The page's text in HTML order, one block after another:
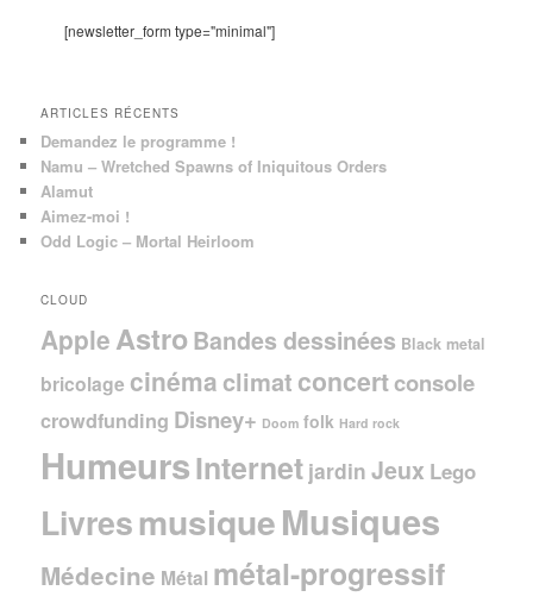
[newsletter_form type="minimal"]
ARTICLES RÉCENTS
Demandez le programme !
Namu – Wretched Spawns of Iniquitous Orders
Alamut
Aimez-moi !
Odd Logic – Mortal Heirloom
CLOUD
Apple AstroBandes dessinées Black metal
bricolage cinéma climat concertconsole
crowdfunding Disney+ Doom folk Hard rock
HumeursInternet jardin Jeux Lego
LivresmusiqueMusiques
Médecine Métal métal-progressif